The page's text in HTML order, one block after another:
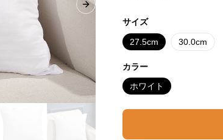
Next slide
サイズ
27.5cm 30.0cm
カラー
ホワイト